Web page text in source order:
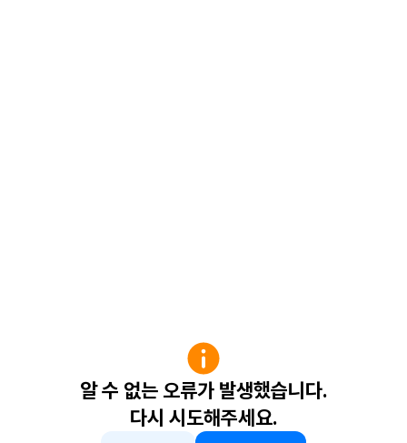
알 수 없는 오류가 발생했습니다.
다시 시도해주세요.